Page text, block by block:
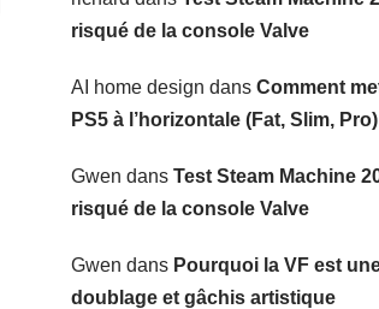
risqué de la console Valve
AI home design dans Comment
PS5 à l’horizontale (Fat, Slim, Pro)
Gwen dans Test Steam Machine
risqué de la console Valve
Gwen dans Pourquoi la VF est
doublage et gâchis artistique